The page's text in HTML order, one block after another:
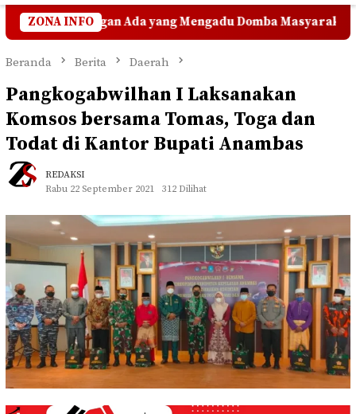
ZONA INFO
yang Mengadu Domba Masyarakat Polres
Beranda Berita Daerah
Pangkogabwilhan I Laksanakan
Komsos bersama Tomas, Toga dan
Todat di Kantor Bupati Anambas
REDAKSI
Rabu 22 September 2021
312 Dilihat